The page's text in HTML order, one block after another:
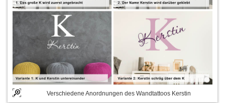
Verschiedene Anordnungen des Wandtattoos Kerstin